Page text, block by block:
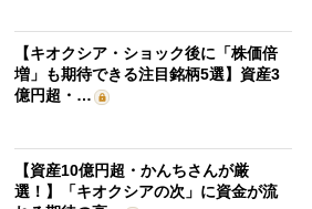
【キオクシア・ショック後に「株価倍
増」も期待できる注目銘柄5選】資産3
億円超・…
【資産10億円超・かんちさんが厳
選！】「キオクシアの次」に資金が流